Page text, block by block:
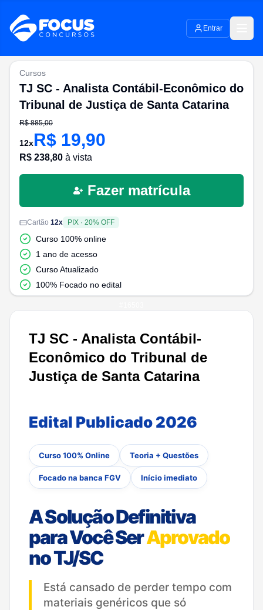
Entrar
TJ SC - Analista Contábil-
Econômico do Tribunal de
Justiça de Santa Catarina
Edital Publicado 2026
Curso 100% Online Teoria + Questões
Focado na banca FGV Início imediato
A Solução Definitiva
para Você SerAprovado
no TJ/SC
Está cansado de perder tempo com
materiais genéricos que só
Cursos
TJ SC - Analista Contábil-Econômico do
Tribunal de Justiça de Santa Catarina
R$885,00
12xR$ 19,90
R$ 238,80 à vista
Fazer matrícula
Cartão 12x PIX · 20% OFF
Curso 100% online
1 ano de acesso
Curso Atualizado
100% Focado no edital